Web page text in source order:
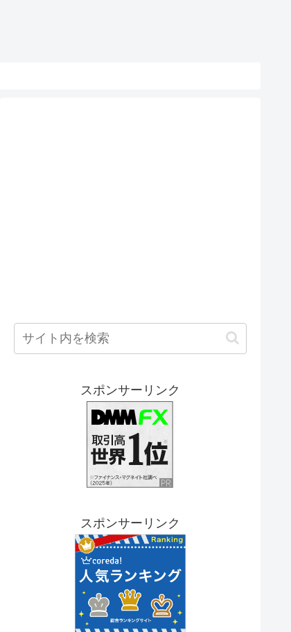
スポンサーリンク
スポンサーリンク